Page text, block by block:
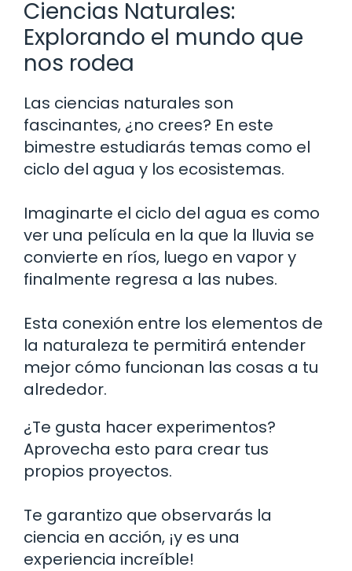
Ciencias Naturales:
Explorando el mundo que
nos rodea
Las ciencias naturales son
fascinantes, ¿no crees? En este
bimestre estudiarás temas como el
ciclo del agua y los ecosistemas.
Imaginarte el ciclo del agua es como
ver una película en la que la lluvia se
convierte en ríos, luego en vapor y
finalmente regresa a las nubes.
Esta conexión entre los elementos de
la naturaleza te permitirá entender
mejor cómo funcionan las cosas a tu
alrededor.
¿Te gusta hacer experimentos?
Aprovecha esto para crear tus
propios proyectos.
Te garantizo que observarás la
ciencia en acción, ¡y es una
experiencia increíble!